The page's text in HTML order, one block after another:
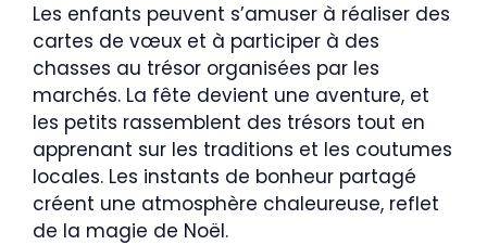
Les enfants peuvent s’amuser à réaliser des
cartes de vœux et à participer à des
chasses au trésor organisées par les
marchés. La fête devient une aventure, et
les petits rassemblent des trésors tout en
apprenant sur les traditions et les coutumes
locales. Les instants de bonheur partagé
créent une atmosphère chaleureuse, reflet
de la magie de Noël.